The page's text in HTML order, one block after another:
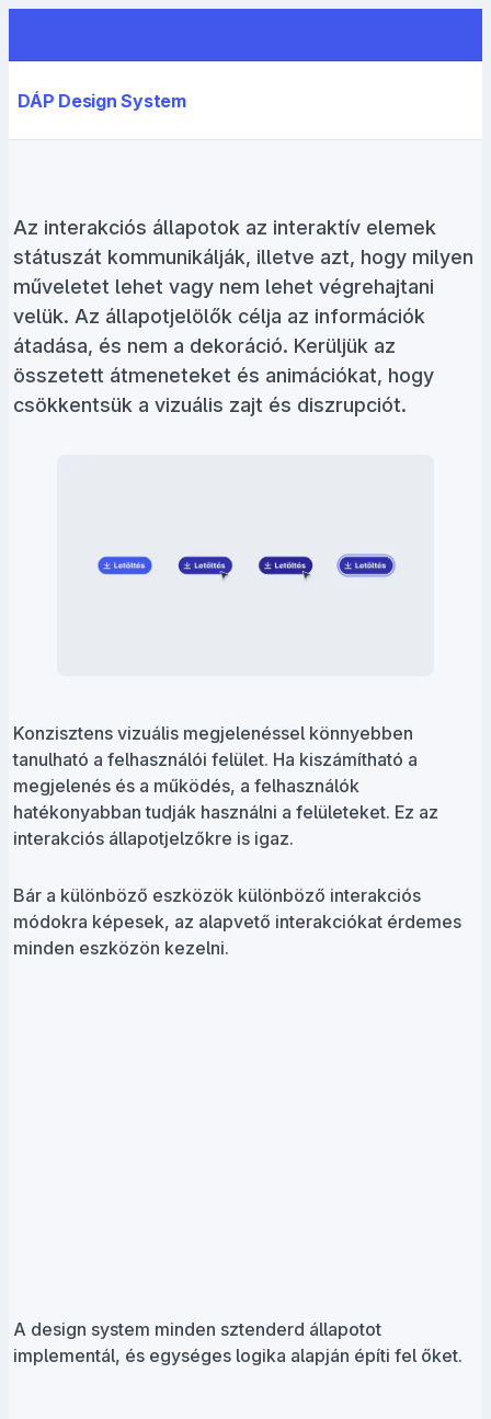
DÁP Design System
Az interakciós állapotok az interaktív elemek
státuszát kommunikálják, illetve azt, hogy milyen
műveletet lehet vagy nem lehet végrehajtani
velük. Az állapotjelölők célja az információk
átadása, és nem a dekoráció. Kerüljük az
összetett átmeneteket és animációkat, hogy
csökkentsük a vizuális zajt és diszrupciót.
Konzisztens vizuális megjelenéssel könnyebben
tanulható a felhasználói felület. Ha kiszámítható a
megjelenés és a működés, a felhasználók
hatékonyabban tudják használni a felületeket. Ez az
interakciós állapotjelzőkre is igaz.
Bár a különböző eszközök különböző interakciós
módokra képesek, az alapvető interakciókat érdemes
minden eszközön kezelni.
A design system minden sztenderd állapotot
implementál, és egységes logika alapján építi fel őket.